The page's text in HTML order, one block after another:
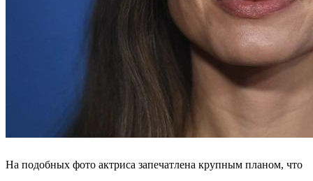
На подобных фото актриса запечатлена крупным планом, что